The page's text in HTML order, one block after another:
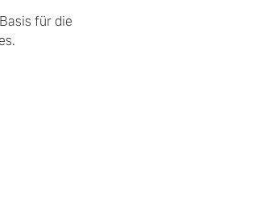
für die